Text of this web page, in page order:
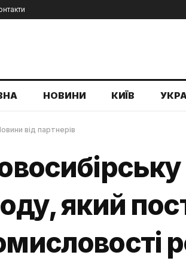
НОВИНИ КИЇВ
від партнерів
який